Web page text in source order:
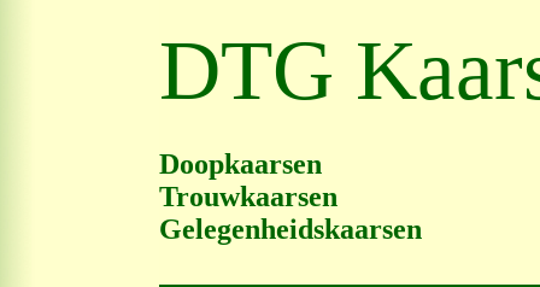
DTG
Doopkaarsen
Trouwkaarsen
Gelegenheidskaarsen